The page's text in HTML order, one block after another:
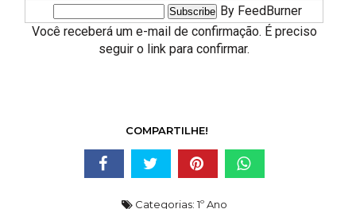
By FeedBurner
Você receberá um e-mail de confirmação. É preciso
seguir o link para confirmar.
COMPARTILHE!
Categorias: 1º Ano